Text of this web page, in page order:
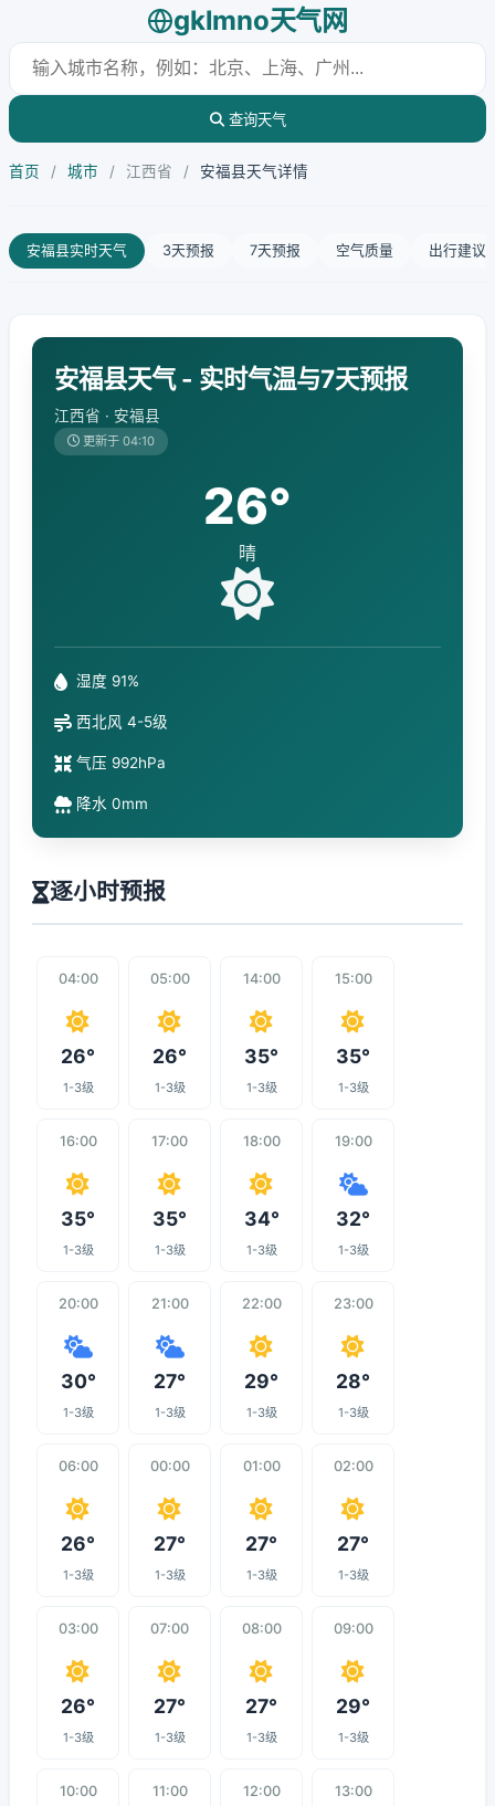
gklmno天气网
查询天气
首页 / 城市 / 江西省 / 安福县天气详情
安福县实时天气 3天预报 7天预报 空气质量 出行建议
安福县天气 - 实时气温与7天预报
江西省 · 安福县
更新于 04:10
26°
晴
湿度 91%
西北风 4-5级
气压 992hPa
降水 0mm
逐小时预报
04:00
26°
1-3级
05:00
26°
1-3级
14:00
35°
1-3级
15:00
35°
1-3级
16:00
35°
1-3级
17:00
35°
1-3级
18:00
34°
1-3级
19:00
32°
1-3级
20:00
30°
1-3级
21:00
27°
1-3级
22:00
29°
1-3级
23:00
28°
1-3级
06:00
26°
1-3级
00:00
27°
1-3级
01:00
27°
1-3级
02:00
27°
1-3级
03:00
26°
1-3级
07:00
27°
1-3级
08:00
27°
1-3级
09:00
29°
1-3级
10:00 11:00 12:00 13:00